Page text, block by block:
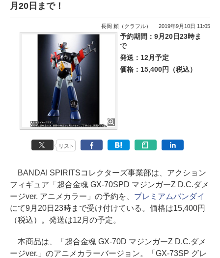
月20日まで！
長岡 頼（クラフル） 2019年9月10日 11:05
予約期間：9月20日23時ま
で
発送：12月予定
価格：15,400円（税込）
リスト
BANDAI SPIRITSコレクターズ事業部は、アクション
フィギュア「超合金魂 GX-70SPD マジンガーZ D.C.ダメ
ージver. アニメカラー」の予約を、 プレミアムバンダイ
にて9月20日23時まで受け付けている。価格は15,400円
（税込）。発送は12月の予定。
本商品は、「超合金魂 GX-70D マジンガーZ D.C.ダメ
ージver.」のアニメカラーバージョン。「GX-73SP グレ